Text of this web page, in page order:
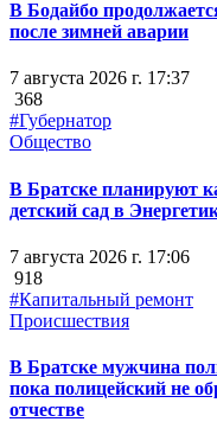
В Бодайбо
после зимней аварии
7 августа 2026 г. 17:37
368
#Губернатор
Общество
В Братске планируют
детский сад в
7 августа 2026 г. 17:06
918
#Капитальный ремонт
Происшествия
В Братске мужчина
пока полицейский не
отчестве